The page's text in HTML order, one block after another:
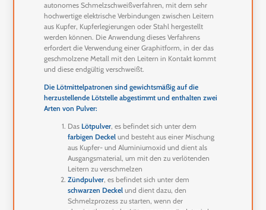
autonomes Schmelzschweißverfahren, mit dem sehr
hochwertige elektrische Verbindungen zwischen Leitern
aus Kupfer, Kupferlegierungen oder Stahl hergestellt
werden können. Die Anwendung dieses Verfahrens
erfordert die Verwendung einer Graphitform, in der das
geschmolzene Metall mit den Leitern in Kontakt kommt
und diese endgültig verschweißt.
Die Lötmittelpatronen sind gewichtsmäßig auf die
herzustellende Lötstelle abgestimmt und enthalten zwei
Arten von Pulver:
Das Lötpulver, es befindet sich unter dem
farbigen Deckel und besteht aus einer Mischung
aus Kupfer- und Aluminiumoxid und dient als
Ausgangsmaterial, um mit den zu verlötenden
Leitern zu verschmelzen
Zündpulver, es befindet sich unter dem
schwarzen Deckel und dient dazu, den
Schmelzprozess zu starten, wenn der